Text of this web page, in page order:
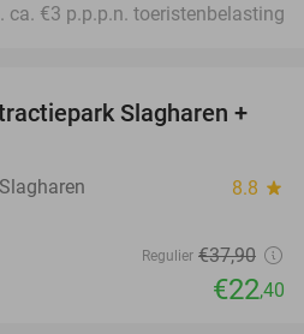
ca. €3 p.p.p.n. toeristenbelasting
41%
Slagharen +
8.8 star
Regulier €37,90
€22,40